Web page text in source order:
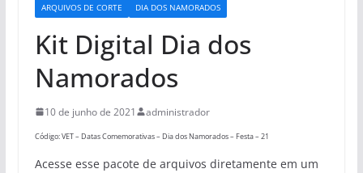
ARQUIVOS DE CORTE DIA DOS NAMORADOS
Kit Digital Dia dos
Namorados
10 de junho de 2021 administrador
Código: VET – Datas Comemorativas – Dia dos Namorados – Festa – 21
Acesse esse pacote de arquivos diretamente em um